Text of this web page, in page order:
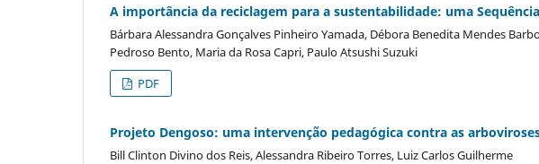
A importância da reciclagem para a sustentabilidade: uma
Bárbara Alessandra Gonçalves Pinheiro Yamada, Débora Benedita Mendes
Pedroso Bento, Maria da Rosa Capri, Paulo Atsushi Suzuki
PDF
Projeto Dengoso: uma intervenção pedagógica contra as
Bill Clinton Divino dos Reis, Alessandra Ribeiro Torres, Luiz Carlos Guilherme